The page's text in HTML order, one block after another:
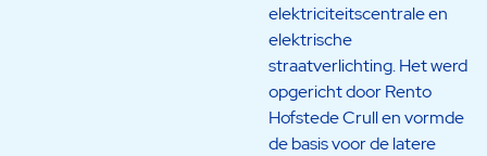
elektriciteitscentrale en
elektrische
straatverlichting. Het werd
opgericht door Rento
Hofstede Crull en vormde
de basis voor de latere